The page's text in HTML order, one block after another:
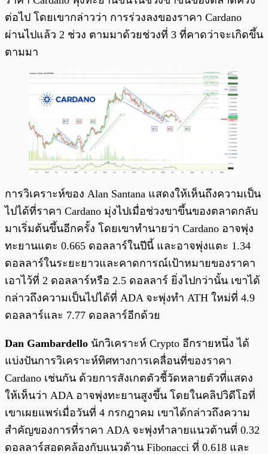
ต่อไป โดยเขากล่าวว่า การร่วงลงของราคา Cardano
ผ่านไปแล้ว 2 ช่วง ตามมาด้วยช่วงที่ 3 ที่คาดว่าจะเกิดขึ้น
ตามมา
การวิเคราะห์ของ Alan Santana แสดงให้เห็นถึงความเป็น
ไปได้ที่ราคา Cardano มุ่งไปเมื่อช่วงขาขึ้นของตลาดกลับ
มาเริ่มต้นขึ้นอีกครั้ง โดยเขาทำนายว่า Cardano อาจพุ่ง
ทะยานแตะ 0.665 ดอลลาร์ในปีนี้ และอาจพุ่งแตะ 1.34
ดอลลาร์ในระยะยาวและคาดการณ์เป้าหมายของราคา
เอาไว้ที่ 2 ดอลลาร์หรือ 2.5 ดอลลาร์ ยิ่งไปกว่านั้น เขาได้
กล่าวถึงความเป็นไปได้ที่ ADA จะพุ่งทำ ATH ใหม่ที่ 4.9
ดอลลาร์และ 7.77 ดอลลาร์อีกด้วย
Dan Gambardello นักวิเคราะห์ Crypto อีกรายหนึ่ง ได้
แบ่งปันการวิเคราะห์ทิศทางการเคลื่อนที่ของราคา
Cardano เช่นกัน ด้วยการสังเกตตัวชี้วัดหลายตัวที่แสดง
ให้เห็นว่า ADA อาจพุ่งทะยานสูงขึ้น โดยในคลิปวิดีโอที่
เขาเผยแพร่เมื่อวันที่ 4 กรกฎาคม เขาได้กล่าวถึงความ
สำคัญของการที่ราคา ADA จะพุ่งทำลายแนวต้านที่ 0.32
ดอลลาร์สอดคล้องกับแนวต้าน Fibonacci ที่ 0.618 และ